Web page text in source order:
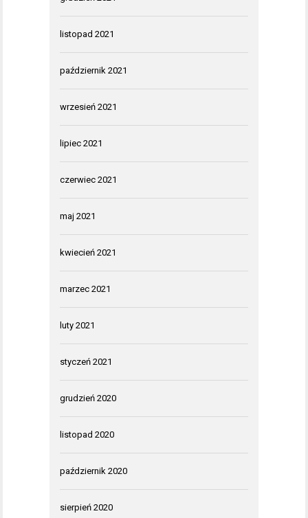
listopad 2021
październik 2021
wrzesień 2021
lipiec 2021
czerwiec 2021
maj 2021
kwiecień 2021
marzec 2021
luty 2021
styczeń 2021
grudzień 2020
listopad 2020
październik 2020
sierpień 2020